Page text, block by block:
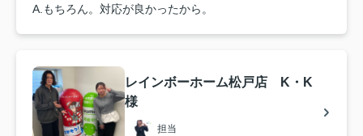
A.もちろん。対応が良かったから。
レインボーホーム松戸店 K・K
様
担当